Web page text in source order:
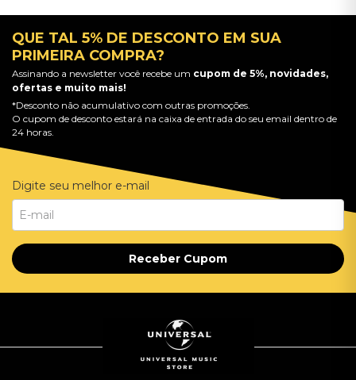
QUE TAL 5% DE DESCONTO EM SUA
PRIMEIRA COMPRA?
Assinando a newsletter você recebe um cupom de 5%, novidades,
ofertas e muito mais!
*Desconto não acumulativo com outras promoções.
O cupom de desconto estará na caixa de entrada do seu email dentro de
24 horas.
Digite seu melhor e-mail
Receber Cupom